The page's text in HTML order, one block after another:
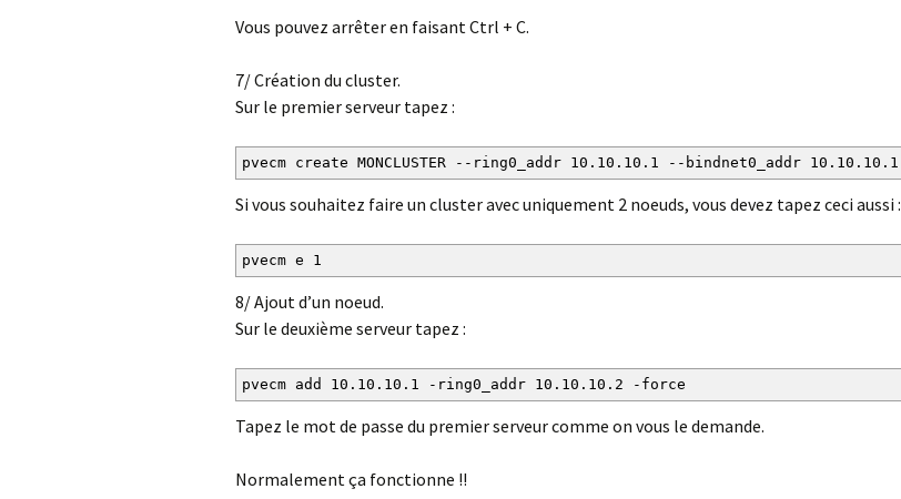
Vous pouvez arrêter en faisant Ctrl + C.
7/ Création du cluster.
Sur le premier serveur tapez :
pvecm create MONCLUSTER --ring0_addr 10.10.10.1 --bindnet0_addr 10.10.10.1
Si vous souhaitez faire un cluster avec uniquement 2 noeuds, vous devez tapez ceci aussi :
pvecm e 1
8/ Ajout d’un noeud.
Sur le deuxième serveur tapez :
pvecm add 10.10.10.1 -ring0_addr 10.10.10.2 -force
Tapez le mot de passe du premier serveur comme on vous le demande.
Normalement ça fonctionne !!